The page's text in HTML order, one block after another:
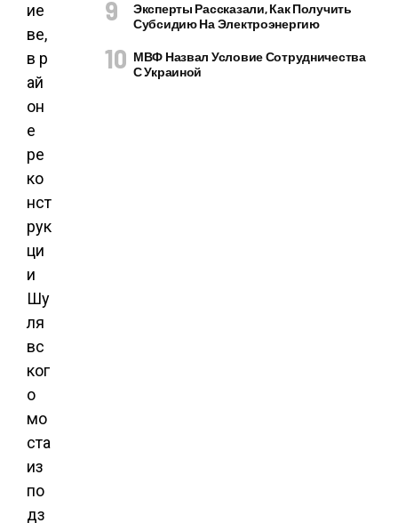
ие
ве,
в р
ай
он
е
ре
ко
нст
рук
ци
и
Шу
ля
вс
ког
о
мо
ста
из
по
дз
Эксперты Рассказали, Как Получить
Субсидию На Электроэнергию
МВФ Назвал Условие Сотрудничества
С Украиной